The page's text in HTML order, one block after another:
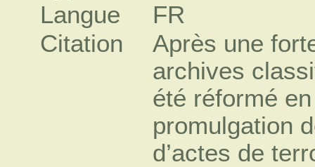
Langue
FR
Citation
Après une
archives
été réformé
promulgation
d’actes de